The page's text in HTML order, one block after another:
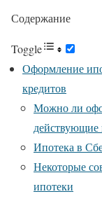
Содержание
Toggle
Оформление
кредитов
Можно ли
действующие
Ипотека в
Некоторые
ипотеки